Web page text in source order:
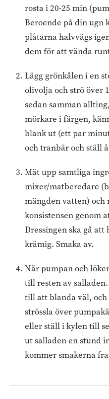
rosta i 20-25 min
Beroende på din ugn
plåtarna halvvägs
dem för att vända
Lägg grönkålen i en
olivolja och strö över
sedan samman
mörkare i färgen,
blank ut (ett par
och tranbär och ställ
Mät upp samtliga
mixer/matberedare
mängden vatten) och
konsistensen genom
Dressingen ska gå
krämig. Smaka av.
När pumpan och
till resten av
till att blanda väl, och
strössla över
eller ställ i kylen till
ut salladen en stund
kommer smakerna